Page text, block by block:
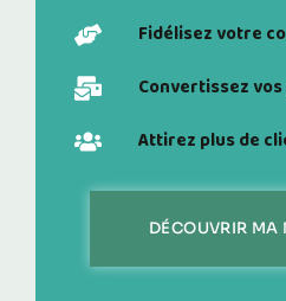
Fidélisez votre
Convertissez
Attirez plus de
DÉCOUVRIR MA